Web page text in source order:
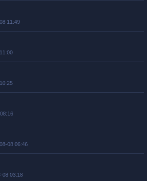
11:49
08 06:46
08 03:18